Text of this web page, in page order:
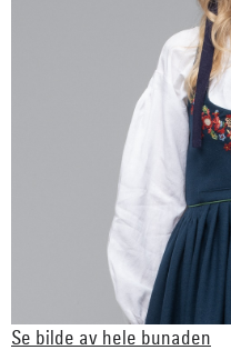
Se bilde av hele bunaden